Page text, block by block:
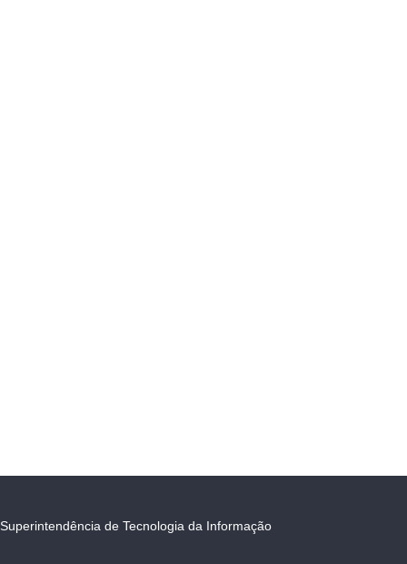
Superintendência de Tecnologia da Informação